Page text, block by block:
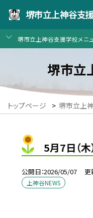
堺市立上神谷支
堺市立上神谷支援学校メニ
堺市立
トップページ > 堺市立上
5月7日（
公開日 2026/05/07 更
上神谷NEWS